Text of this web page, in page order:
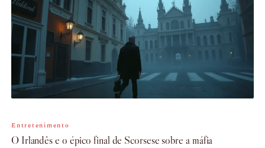
Entretenimento
O Irlandês e o épico final de Scorsese sobre a máfia